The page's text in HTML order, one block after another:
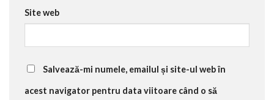
Site web
Salvează-mi numele, emailul și site-ul web în
acest navigator pentru data viitoare când o să